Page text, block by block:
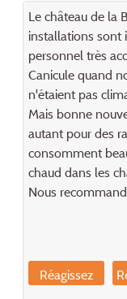
Le château de la
installations sont
personnel très
Canicule quand
n'étaient pas
Mais bonne
autant pour des
consomment
chaud dans les
Nous
Réagissez